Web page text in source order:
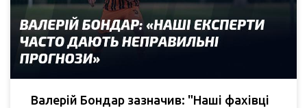
Валерій Бондар зазначив: "Наші фахівці